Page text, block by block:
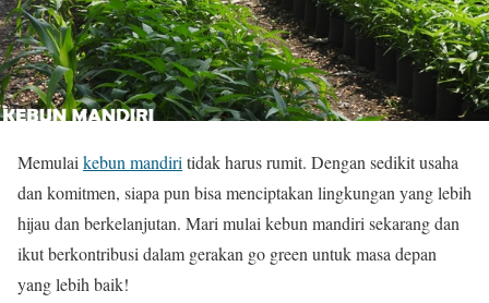
Memulai kebun mandiri tidak harus rumit. Dengan sedikit usaha
dan komitmen, siapa pun bisa menciptakan lingkungan yang lebih
hijau dan berkelanjutan. Mari mulai kebun mandiri sekarang dan
ikut berkontribusi dalam gerakan go green untuk masa depan
yang lebih baik!